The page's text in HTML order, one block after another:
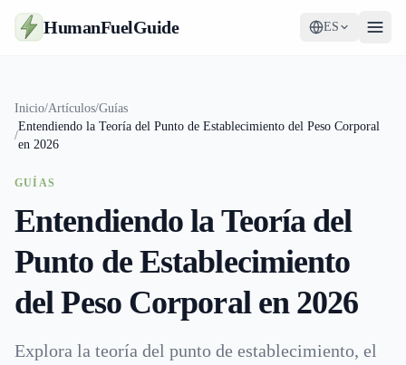
HumanFuelGuide ES
Herramientas
Estrategia
Inicio/Artículos/Guías
/
Entendiendo la Teoría del Punto de Establecimiento del Peso Corporal
en 2026
GUÍAS
Entendiendo la Teoría del
Punto de Establecimiento
del Peso Corporal en 2026
Explora la teoría del punto de establecimiento, el